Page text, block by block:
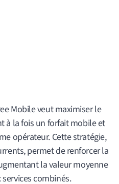
Mobile veut maximiser le
à la fois un forfait mobile et
opérateur. Cette stratégie,
permet de renforcer la
la valeur moyenne
combinés.